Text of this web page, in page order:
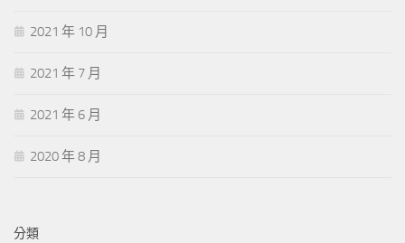
2021 年 10 月
2021 年 7 月
2021 年 6 月
2020 年 8 月
分類